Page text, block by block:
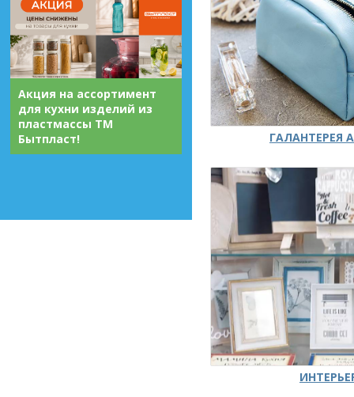
Акция на ассортимент
для кухни изделий из
пластмассы ТМ
Бытпласт!
ГАЛАНТЕРЕЯ